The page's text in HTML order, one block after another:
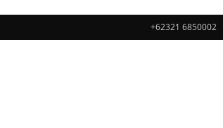
+62321 6850002